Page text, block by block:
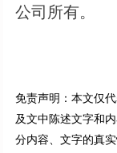
公司所有。
免责声明：本文仅
及文中陈述文字和
分内容、文字的真